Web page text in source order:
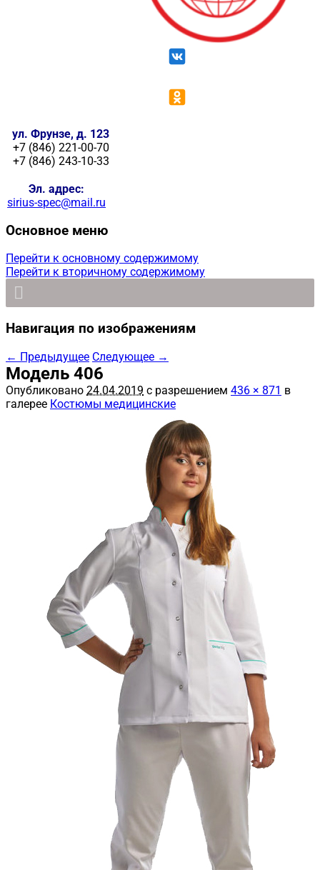
ул. Фрунзе, д. 123
+7 (846) 221-00-70
+7 (846) 243-10-33
Эл. адрес:
sirius-spec@mail.ru
Основное меню
Перейти к основному содержимому
Перейти к вторичному содержимому
Навигация по изображениям
← Предыдущее Следующее →
Модель 406
Опубликовано 24.04.2019 с разрешением 436 × 871 в
галерее Костюмы медицинские